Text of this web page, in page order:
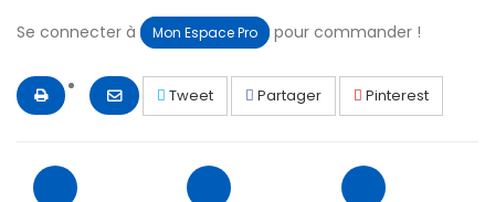
Se connecter à Mon Espace Pro pour commander !
Tweet Partager Pinterest